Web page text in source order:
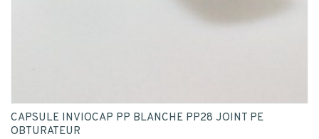
CAPSULE INVIOCAP PP BLANCHE PP28 JOINT PE
OBTURATEUR